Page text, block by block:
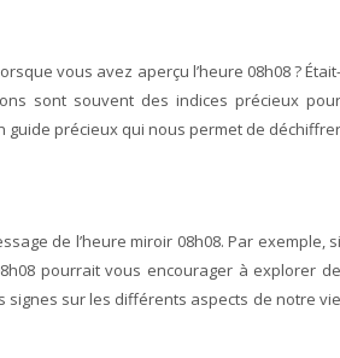
vous avez aperçu l’heure 08h08 ? Était-
sont souvent des indices précieux pour
guide précieux qui nous permet de déchiffrer
de l’heure miroir 08h08. Par exemple, si
pourrait vous encourager à explorer de
signes sur les différents aspects de notre vie